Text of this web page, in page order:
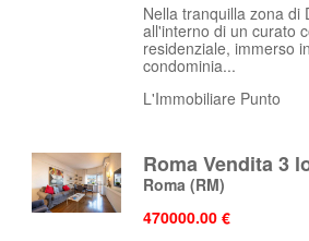
Nella tranquilla zona di
all'interno di un curato
residenziale, immerso
condominia...
L'Immobiliare Punto
Roma Vendita 3
Roma (RM)
470000.00 €